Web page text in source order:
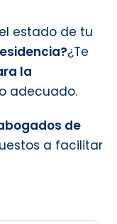
estado de tu
¿Te
la
adecuado.
de
a facilitar